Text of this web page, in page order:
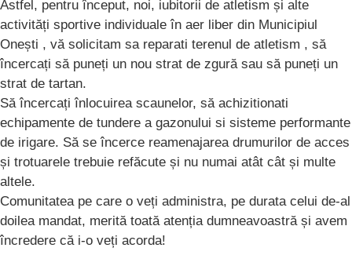
Astfel, pentru început, noi, iubitorii de atletism și alte
activități sportive individuale în aer liber din Municipiul
Onești , vă solicitam sa reparati terenul de atletism , să
încercați să puneți un nou strat de zgură sau să puneți un
strat de tartan.
Să încercați înlocuirea scaunelor, să achizitionati
echipamente de tundere a gazonului si sisteme performante
de irigare. Să se încerce reamenajarea drumurilor de acces
și trotuarele trebuie refăcute și nu numai atât cât și multe
altele.
Comunitatea pe care o veți administra, pe durata celui de-al
doilea mandat, merită toată atenția dumneavoastră și avem
încredere că i-o veți acorda!